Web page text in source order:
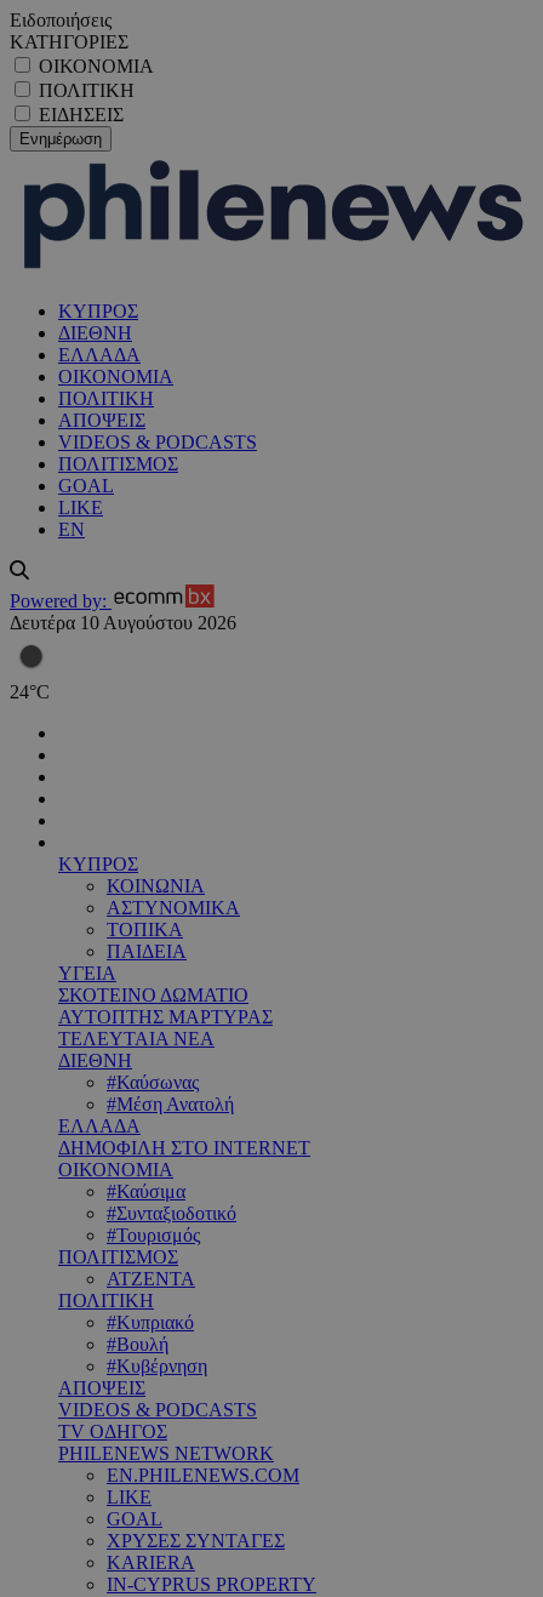
Ειδοποιήσεις
ΚΑΤΗΓΟΡΙΕΣ
ΟΙΚΟΝΟΜΙΑ
ΠΟΛΙΤΙΚΗ
ΕΙΔΗΣΕΙΣ
ΚΥΠΡΟΣ
ΔΙΕΘΝΗ
ΕΛΛΑΔΑ
ΟΙΚΟΝΟΜΙΑ
ΠΟΛΙΤΙΚΗ
ΑΠΟΨΕΙΣ
VIDEOS & PODCASTS
ΠΟΛΙΤΙΣΜΟΣ
GOAL
LIKE
EN
Powered by:
Δευτέρα 10 Αυγούστου 2026
24°C
ΚΥΠΡΟΣ
ΚΟΙΝΩΝΙΑ
ΑΣΤΥΝΟΜΙΚΑ
ΤΟΠΙΚΑ
ΠΑΙΔΕΙΑ
ΥΓΕΙΑ
ΣΚΟΤΕΙΝΟ ΔΩΜΑΤΙΟ
ΑΥΤΟΠΤΗΣ ΜΑΡΤΥΡΑΣ
ΤΕΛΕΥΤΑΙΑ ΝΕΑ
ΔΙΕΘΝΗ
#Καύσωνας
#Μέση Ανατολή
ΕΛΛΑΔΑ
ΔΗΜΟΦΙΛΗ ΣΤΟ INTERNET
ΟΙΚΟΝΟΜΙΑ
#Καύσιμα
#Συνταξιοδοτικό
#Τουρισμός
ΠΟΛΙΤΙΣΜΟΣ
ΑΤΖΕΝΤΑ
ΠΟΛΙΤΙΚΗ
#Κυπριακό
#Βουλή
#Κυβέρνηση
ΑΠΟΨΕΙΣ
VIDEOS & PODCASTS
TV ΟΔΗΓΟΣ
PHILENEWS NETWORK
EN.PHILENEWS.COM
LIKE
GOAL
ΧΡΥΣΕΣ ΣΥΝΤΑΓΕΣ
KARIERA
IN-CYPRUS PROPERTY